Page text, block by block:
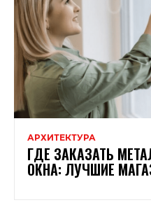
АРХИТЕКТУРА
ГДЕ ЗАКАЗАТЬ
ОКНА: ЛУЧШИЕ